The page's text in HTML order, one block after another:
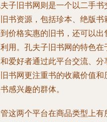
子旧书网则是一个以二手
书资源，包括珍本、绝版
价格实惠的旧书，还可以
用。孔夫子旧书网的特色
爱好者通过此平台交流、
书网更注重书的收藏价值
感兴趣的群体。
这两个平台在商品类型上